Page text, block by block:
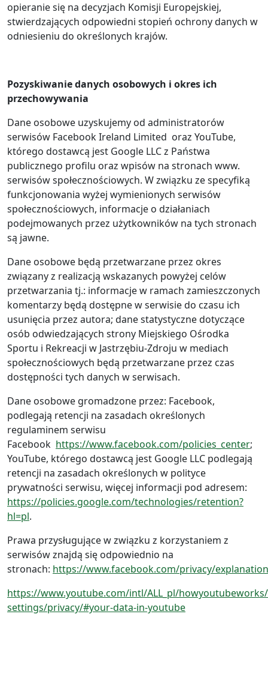
opieranie się na decyzjach Komisji Europejskiej,
stwierdzających odpowiedni stopień ochrony danych w
odniesieniu do określonych krajów.
Pozyskiwanie danych osobowych i okres ich
przechowywania
Dane osobowe uzyskujemy od administratorów
serwisów Facebook Ireland Limited oraz YouTube,
którego dostawcą jest Google LLC z Państwa
publicznego profilu oraz wpisów na stronach www.
serwisów społecznościowych. W związku ze specyfiką
funkcjonowania wyżej wymienionych serwisów
społecznościowych, informacje o działaniach
podejmowanych przez użytkowników na tych stronach
są jawne.
Dane osobowe będą przetwarzane przez okres
związany z realizacją wskazanych powyżej celów
przetwarzania tj.: informacje w ramach zamieszczonych
komentarzy będą dostępne w serwisie do czasu ich
usunięcia przez autora; dane statystyczne dotyczące
osób odwiedzających strony Miejskiego Ośrodka
Sportu i Rekreacji w Jastrzębiu-Zdroju w mediach
społecznościowych będą przetwarzane przez czas
dostępności tych danych w serwisach.
Dane osobowe gromadzone przez: Facebook,
podlegają retencji na zasadach określonych
regulaminem serwisu
Facebook https://www.facebook.com/policies_center;
YouTube, którego dostawcą jest Google LLC podlegają
retencji na zasadach określonych w polityce
prywatności serwisu, więcej informacji pod adresem:
https://policies.google.com/technologies/retention?
hl=pl.
Prawa przysługujące w związku z korzystaniem z
serwisów znajdą się odpowiednio na
stronach: https://www.facebook.com/privacy/explanation
https://www.youtube.com/intl/ALL_pl/
settings/privacy/#your-data-in-youtube